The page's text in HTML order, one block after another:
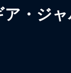
ア・ジ